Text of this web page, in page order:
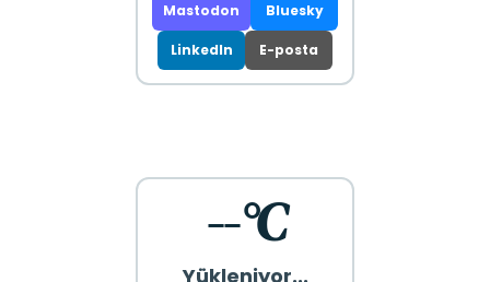
Mastodon Bluesky
LinkedIn E-posta
--°C
Yükleniyor...